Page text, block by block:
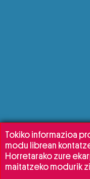
Tokiko informazioa
modu librean
Horretarako zure
maitatzeko modurik